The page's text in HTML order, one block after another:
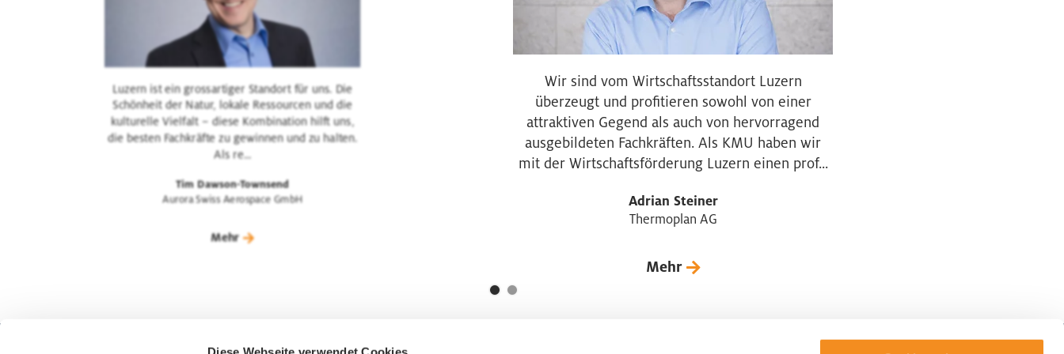
Luzern ist ein grossartiger Standort für uns. Die
Schönheit der Natur, lokale Ressourcen und die
kulturelle Vielfalt – diese Kombination hilft uns,
die besten Fachkräfte zu gewinnen und zu halten.
Als re...
Tim Dawson-Townsend
Aurora Swiss Aerospace GmbH
Mehr
Wir sind vom Wirtschaftsstandort Luzern
überzeugt und profitieren sowohl von einer
attraktiven Gegend als auch von hervorragend
ausgebildeten Fachkräften. Als KMU haben wir
mit der Wirtschaftsförderung Luzern einen prof...
Adrian Steiner
Thermoplan AG
Mehr